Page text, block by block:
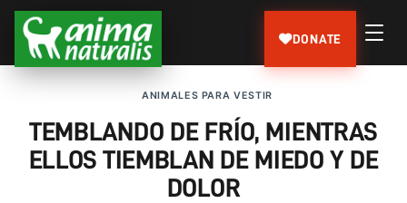
DONATE
ANIMALES PARA VESTIR
TEMBLANDO DE FRÍO, MIENTRAS
ELLOS TIEMBLAN DE MIEDO Y DE
DOLOR